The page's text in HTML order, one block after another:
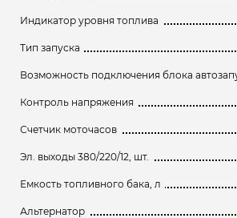
Индикатор уровня топлива
Тип запуска
Возможность подключения блока
Контроль напряжения
Счетчик моточасов
Эл. выходы 380/220/12, шт.
Емкость топливного бака, л
Альтернатор